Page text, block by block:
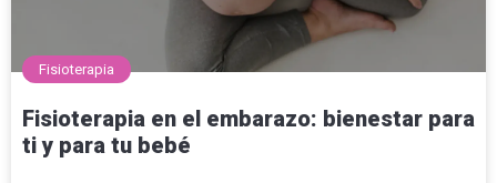
Fisioterapia
Fisioterapia en el embarazo: bienestar para
ti y para tu bebé